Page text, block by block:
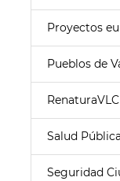
Proyectos
Pueblos de
RenaturaVLC
Salud Pública
Seguridad